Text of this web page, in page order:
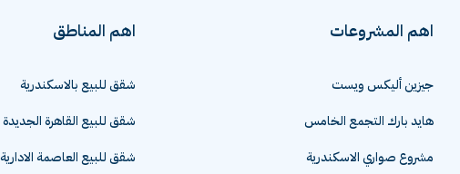
اهم المشروعات
جيزين أليكس ويست
هايد بارك التجمع الخامس
مشروع صواري الاسكندرية
اهم المناطق
شقق للبيع بالاسكندرية
شقق للبيع القاهرة الجديدة
شقق للبيع العاصمة الادارية